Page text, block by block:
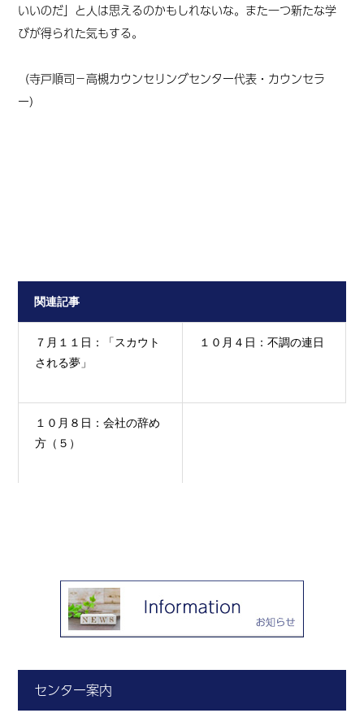
いいのだ」と人は思えるのかもしれないな。また一つ新たな学
びが得られた気もする。
（寺戸順司－高槻カウンセリングセンター代表・カウンセラ
ー）
関連記事
７月１１日：「スカウト
される夢」
１０月４日：不調の連日
１０月８日：会社の辞め
方（５）
センター案内